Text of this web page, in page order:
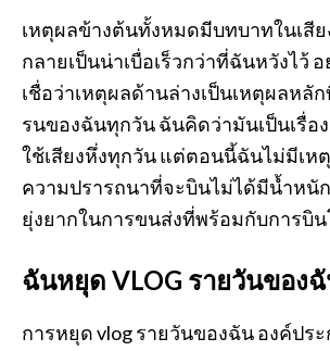
เหตุผลข้างต้นทั้งหมดมีบทบาทในเสี
กลายเป็นน่าเบื่อเร็วกว่าที่ฉันหวังไว้
เชื่อว่าเหตุผลด้านล่างเป็นเหตุผลหลั
รนของฉันทุกวัน ฉันคิดว่ามันเป็นเรื่อ
ใช้เสียงหึ่งทุกวัน แต่ตอนนี้ฉันไม่มีเห
ความปรารถนาที่จะบินไม่ได้มีน้ำหนั
ยุ่งยากในการขนส่งที่พร้อมกับการบิ
ฉันหยุด VLOG รายวันของ
การหยุด vlog รายวันของฉัน องค์ปร